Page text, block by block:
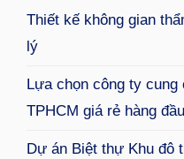
Thiết kế không gian
lý
Lựa chọn công ty
TPHCM giá rẻ hàng đầu
Dự án Biệt thự Khu đô